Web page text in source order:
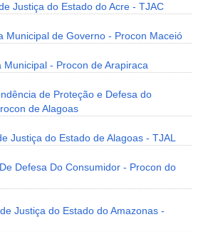
Justiça do Estado do Acre - TJAC
Municipal de Governo - Procon Maceió
Municipal - Procon de Arapiraca
de Proteção e Defesa do
de Alagoas
Justiça do Estado de Alagoas - TJAL
Defesa Do Consumidor - Procon do
Justiça do Estado do Amazonas -